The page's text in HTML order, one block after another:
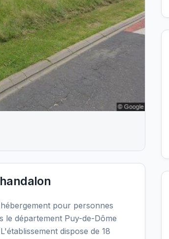
pour personnes
le département Puy-de-Dôme
dispose de 18